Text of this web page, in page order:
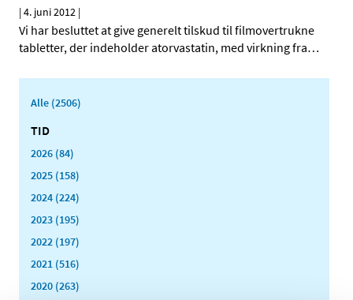
|4. juni 2012 |
Vi har besluttet at give generelt tilskud til filmovertrukne
tabletter, der indeholder atorvastatin, med virkning fra…
Alle (2506)
TID
2026 (84)
2025 (158)
2024 (224)
2023 (195)
2022 (197)
2021 (516)
2020 (263)